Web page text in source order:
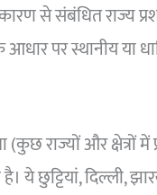
से संबंधित राज्य
पर स्थानीय या
(कुछ राज्यों और क्षेत्रों
ये छुट्टियां, दिल्ली,